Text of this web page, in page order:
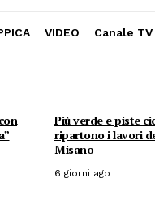
VIDEO Canale
Più verde e piste
ripartono i lavori
Misano
6 giorni ago